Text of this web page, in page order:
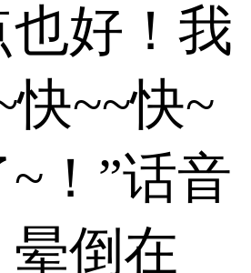
好！我
快~~快~
！”话音
晕倒在